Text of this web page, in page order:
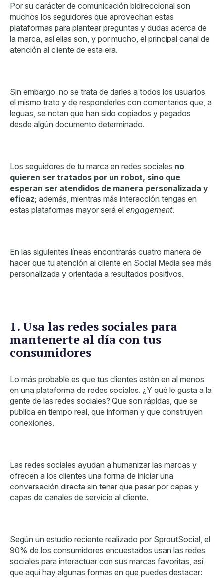
Por su carácter de comunicación bidireccional son
muchos los seguidores que aprovechan estas
plataformas para plantear preguntas y dudas acerca de
la marca, así ellas son, y por mucho, el principal canal de
atención al cliente de esta era.
Sin embargo, no se trata de darles a todos los usuarios
el mismo trato y de responderles con comentarios que, a
leguas, se notan que han sido copiados y pegados
desde algún documento determinado.
Los seguidores de tu marca en redes sociales no
quieren ser tratados por un robot, sino que
esperan ser atendidos de manera personalizada y
eficaz; además, mientras más interacción tengas en
estas plataformas mayor será el engagement.
En las siguientes líneas encontrarás cuatro manera de
hacer que tu atención al cliente en Social Media sea más
personalizada y orientada a resultados positivos.
1. Usa las redes sociales para
mantenerte al día con tus
consumidores
Lo más probable es que tus clientes estén en al menos
en una plataforma de redes sociales. ¿Y qué le gusta a la
gente de las redes sociales? Que son rápidas, que se
publica en tiempo real, que informan y que construyen
conexiones.
Las redes sociales ayudan a humanizar las marcas y
ofrecen a los clientes una forma de iniciar una
conversación directa sin tener que pasar por capas y
capas de canales de servicio al cliente.
Según un estudio reciente realizado por SproutSocial, el
90% de los consumidores encuestados usan las redes
sociales para interactuar con sus marcas favoritas, así
que aquí hay algunas formas en que puedes destacar: